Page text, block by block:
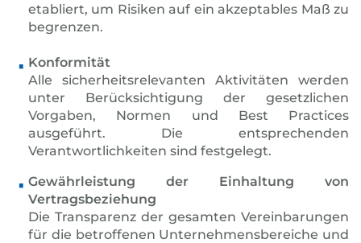
etabliert, um Risiken auf ein akzeptables Maß zu
begrenzen.
Konformität
Alle sicherheitsrelevanten Aktivitäten werden
unter Berücksichtigung der gesetzlichen
Vorgaben, Normen und Best Practices
ausgeführt. Die entsprechenden
Verantwortlichkeiten sind festgelegt.
Gewährleistung der Einhaltung von
Vertragsbeziehung
Die Transparenz der gesamten Vereinbarungen
für die betroffenen Unternehmensbereiche und